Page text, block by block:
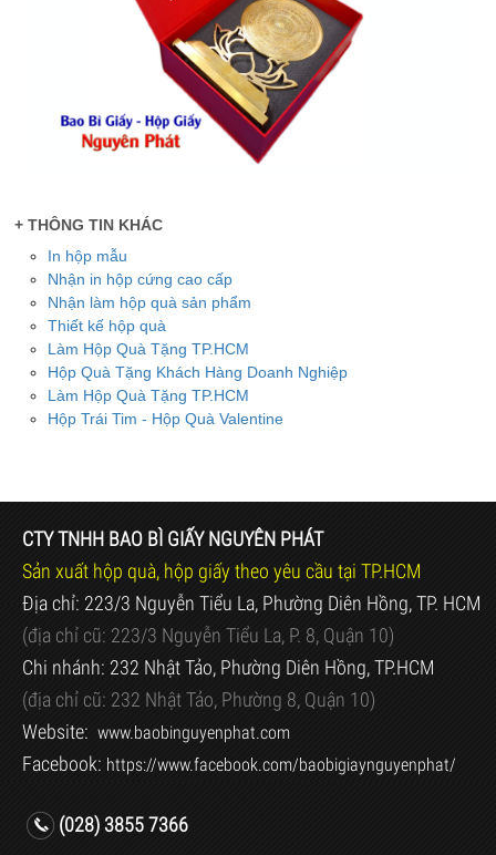
+ THÔNG TIN KHÁC
In hộp mẫu
Nhận in hộp cứng cao cấp
Nhận làm hộp quà sản phẩm
Thiết kế hộp quà
Làm Hộp Quà Tặng TP.HCM
Hộp Quà Tặng Khách Hàng Doanh Nghiệp
Làm Hộp Quà Tặng TP.HCM
Hộp Trái Tim - Hộp Quà Valentine
CTY TNHH BAO BÌ GIẤY NGUYÊN PHÁT
Sản xuất hộp quà, hộp giấy theo yêu cầu tại TP.HCM
Địa chỉ: 223/3 Nguyễn Tiểu La, Phường Diên Hồng, TP. HCM
(địa chỉ cũ: 223/3 Nguyễn Tiểu La, P. 8, Quận 10)
Chi nhánh: 232 Nhật Tảo, Phường Diên Hồng, TP.HCM
(địa chỉ cũ: 232 Nhật Tảo, Phường 8, Quận 10)
Website: www.baobinguyenphat.com
Facebook: https://www.facebook.com/baobigiaynguyenphat/
(028) 3855 7366